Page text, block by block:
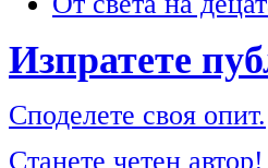
Изпратете
Споделете своя опит.
Станете четен автор!